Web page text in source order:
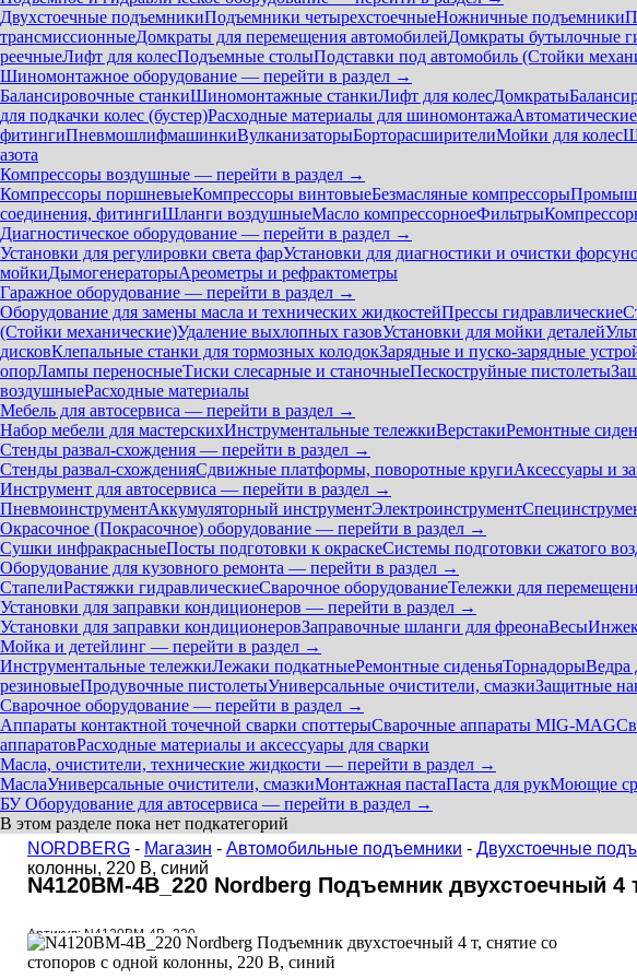
Двухстоечные подъемникиПодъемники четырехстоечныеНожничные подъемники
трансмиссионныеДомкраты для перемещения автомобилейДомкраты бутылочные
реечныеЛифт для колесПодъемные столыПодставки под автомобиль (Стойки
Шиномонтажное оборудование — перейти в раздел →
Балансировочные станкиШиномонтажные станкиЛифт для колесДомкраты
для подкачки колес (бустер)Расходные материалы для шиномонтажа
фитингиПневмошлифмашинкиВулканизаторыБорторасширителиМойки для колес
азота
Компрессоры воздушные — перейти в раздел →
Компрессоры поршневыеКомпрессоры винтовыеБезмасляные компрессоры
соединения, фитингиШланги воздушныеМасло компрессорноеФильтры
Диагностическое оборудование — перейти в раздел →
Установки для регулировки света фарУстановки для диагностики и очистки
мойкиДымогенераторыАреометры и рефрактометры
Гаражное оборудование — перейти в раздел →
Оборудование для замены масла и технических жидкостейПрессы гидравлические
(Стойки механические)Удаление выхлопных газовУстановки для мойки деталей
дисковКлепальные станки для тормозных колодокЗарядные и пуско-зарядные
опорЛампы переносныеТиски слесарные и станочныеПескоструйные пистолеты
воздушныеРасходные материалы
Мебель для автосервиса — перейти в раздел →
Набор мебели для мастерскихИнструментальные тележкиВерстакиРемонтные
Стенды развал-схождения — перейти в раздел →
Стенды развал-схожденияСдвижные платформы, поворотные кругиАксессуары и
Инструмент для автосервиса — перейти в раздел →
ПневмоинструментАккумуляторный инструментЭлектроинструмент
Окрасочное (Покрасочное) оборудование — перейти в раздел →
Сушки инфракрасныеПосты подготовки к окраскеСистемы подготовки сжатого
Оборудование для кузовного ремонта — перейти в раздел →
СтапелиРастяжки гидравлическиеСварочное оборудованиеТележки для
Установки для заправки кондиционеров — перейти в раздел →
Установки для заправки кондиционеровЗаправочные шланги для фреонаВесы
Мойка и детейлинг — перейти в раздел →
Инструментальные тележкиЛежаки подкатныеРемонтные сиденьяТорнадорыВедра
резиновыеПродувочные пистолетыУниверсальные очистители, смазкиЗащитные
Сварочное оборудование — перейти в раздел →
Аппараты контактной точечной сварки cпоттерыСварочные аппараты MIG-MAG
аппаратовРасходные материалы и аксессуары для сварки
Масла, очистители, технические жидкости — перейти в раздел →
МаслаУниверсальные очистители, смазкиМонтажная пастаПаста для рукМоющие
БУ Оборудование для автосервиса — перейти в раздел →
В этом разделе пока нет подкатегорий
NORDBERG - Магазин - Автомобильные подъемники - Двухстоечные
колонны, 220 В, синий
N4120BM-4B_220 Nordberg Подъемник двухстоечный
Артикул: N4120BM-4B_220